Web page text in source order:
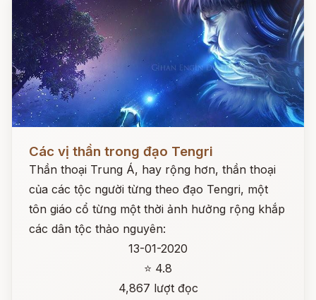
Các vị thần trong đạo Tengri
Thần thoại Trung Á, hay rộng hơn, thần thoại
của các tộc người từng theo đạo Tengri, một
tôn giáo cổ từng một thời ảnh hưởng rộng khắp
các dân tộc thảo nguyên:
13-01-2020
⭐ 4.8
4,867 lượt đọc